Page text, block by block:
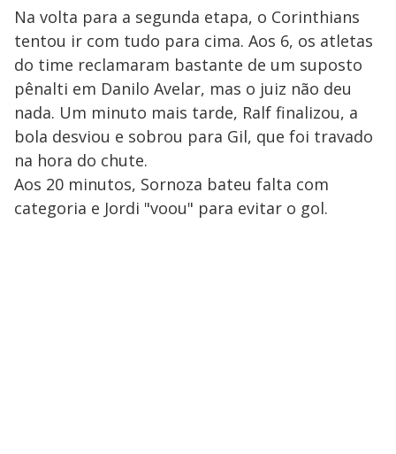
Na volta para a segunda etapa, o Corinthians
tentou ir com tudo para cima. Aos 6, os atletas
do time reclamaram bastante de um suposto
pênalti em Danilo Avelar, mas o juiz não deu
nada. Um minuto mais tarde, Ralf finalizou, a
bola desviou e sobrou para Gil, que foi travado
na hora do chute.
Aos 20 minutos, Sornoza bateu falta com
categoria e Jordi "voou" para evitar o gol.